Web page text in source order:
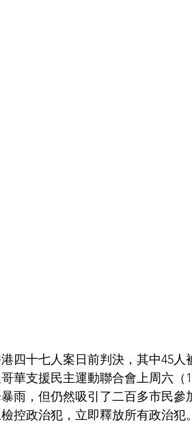
港四十七人案日前判決，其中45
華支援民主運動聯合會上周六
雨，但仍然吸引了二百多市民
控政治犯，立即釋放所有政治犯。